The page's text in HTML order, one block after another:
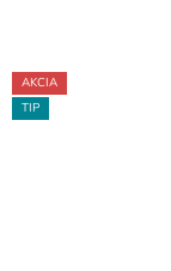
AKCIA
TIP